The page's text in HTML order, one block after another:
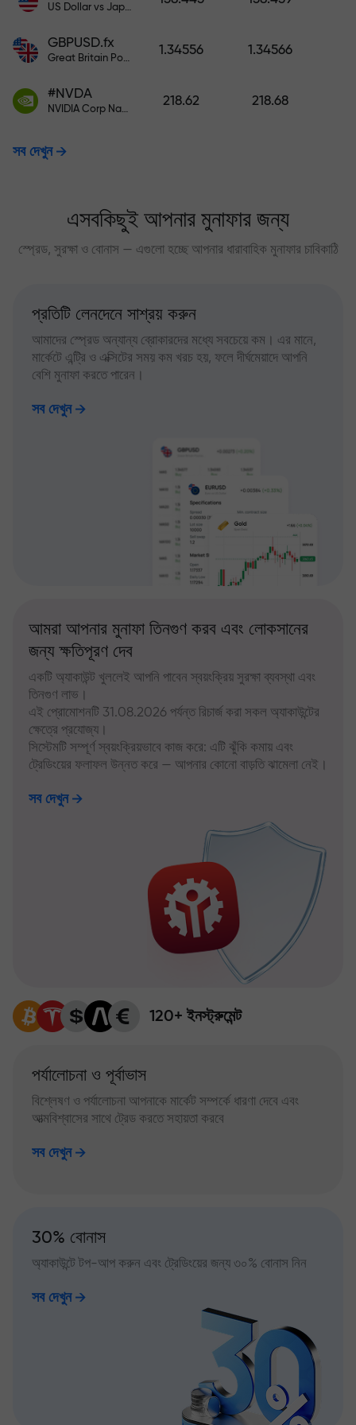
US Dollar vs Japanese Yen
GBPUSD.fx
Great Britain Pound vs US Dollar
1.34556 1.34566
#NVDA
NVIDIA Corp Nasdaq Stock Exchange (Nasdaq) USD
218.62 218.68
সব দেখুন
এসবকিছুই আপনার মুনাফার জন্য
স্প্রেড, সুরক্ষা ও বোনাস — এগুলো হচ্ছে আপনার ধারাবাহিক মুনাফার চাবিকাঠি
প্রতিটি লেনদেনে সাশ্রয় করুন
আমাদের স্প্রেড অন্যান্য ব্রোকারদের মধ্যে সবচেয়ে কম। এর মানে,
মার্কেটে এন্ট্রি ও এক্সিটের সময় কম খরচ হয়, ফলে দীর্ঘমেয়াদে আপনি
বেশি মুনাফা করতে পারেন।
সব দেখুন
আমরা আপনার মুনাফা তিনগুণ করব এবং লোকসানের
জন্য ক্ষতিপূরণ দেব
একটি অ্যাকাউন্ট খুললেই আপনি পাবেন স্বয়ংক্রিয় সুরক্ষা ব্যবস্থা এবং
তিনগুণ লাভ।
এই প্রোমোশনটি 31.08.2026 পর্যন্ত রিচার্জ করা সকল অ্যাকাউন্টের
ক্ষেত্রে প্রযোজ্য।
সিস্টেমটি সম্পূর্ণ স্বয়ংক্রিয়ভাবে কাজ করে: এটি ঝুঁকি কমায় এবং
ট্রেডিংয়ের ফলাফল উন্নত করে — আপনার কোনো বাড়তি ঝামেলা নেই।
সব দেখুন
120+ ইনস্ট্রুমেন্ট
পর্যালোচনা ও পূর্বাভাস
বিশ্লেষণ ও পর্যালোচনা আপনাকে মার্কেট সম্পর্কে ধারণা দেবে এবং
আত্মবিশ্বাসের সাথে ট্রেড করতে সহায়তা করবে
সব দেখুন
30% বোনাস
অ্যাকাউন্টে টপ-আপ করুন এবং ট্রেডিংয়ের জন্য ৩০% বোনাস নিন
সব দেখুন